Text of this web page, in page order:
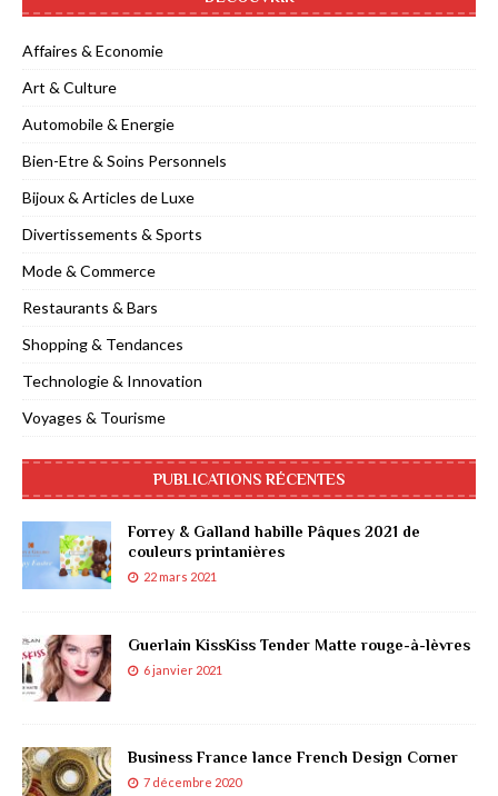
Affaires & Economie
Art & Culture
Automobile & Energie
Bien-Etre & Soins Personnels
Bijoux & Articles de Luxe
Divertissements & Sports
Mode & Commerce
Restaurants & Bars
Shopping & Tendances
Technologie & Innovation
Voyages & Tourisme
PUBLICATIONS RÉCENTES
Forrey & Galland habille Pâques 2021 de
couleurs printanières
22 mars 2021
Guerlain KissKiss Tender Matte rouge-à-lèvres
6 janvier 2021
Business France lance French Design Corner
7 décembre 2020